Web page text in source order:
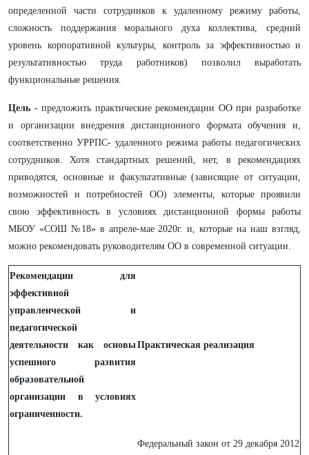
определенной части сотрудников к удаленному режиму работы,
сложность поддержания морального духа коллектива, средний
уровень корпоративной культуры, контроль за эффективностью и
результативностью труда работников) позволил выработать
функциональные решения.
Цель - предложить практические рекомендации ОО при разработке
и организации внедрения дистанционного формата обучения и,
соответственно УРРПС- удаленного режима работы педагогических
сотрудников. Хотя стандартных решений, нет, в рекомендациях
приводятся, основные и факультативные (зависящие от ситуации,
возможностей и потребностей ОО) элементы, которые проявили
свою эффективность в условиях дистанционной формы работы
МБОУ «СОШ №18» в апреле-мае 2020г. и, которые на наш взгляд,
можно рекомендовать руководителям ОО в современной ситуации.
Рекомендации для
эффективной
управленческой и
педагогической
деятельности как основы
успешного развития
образовательной
организации в условиях
ограниченности.
Практическая реализация
Федеральный закон от 29 декабря 2012